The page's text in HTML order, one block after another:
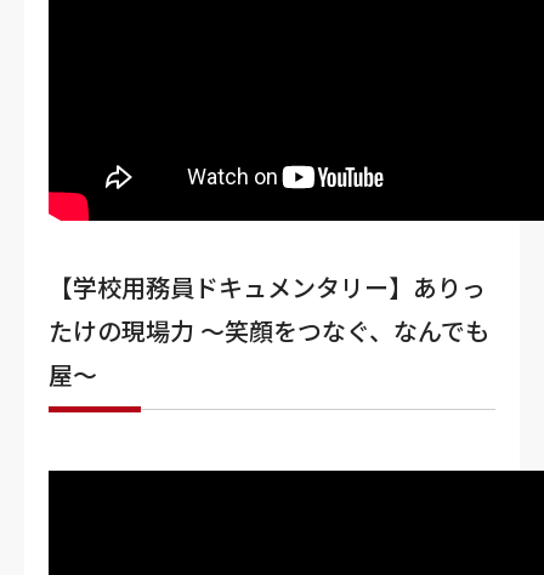
【学校用務員ドキュメンタリー】ありっ
たけの現場力 〜笑顔をつなぐ、なんでも
屋〜